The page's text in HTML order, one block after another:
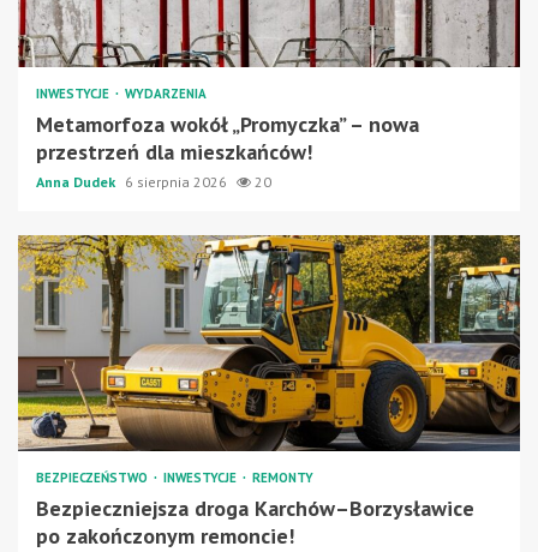
INWESTYCJE WYDARZENIA
Metamorfoza wokół „Promyczka” – nowa
przestrzeń dla mieszkańców!
Anna Dudek 6 sierpnia 2026 20
BEZPIECZEŃSTWO INWESTYCJE REMONTY
Bezpieczniejsza droga Karchów–Borzysławice
po zakończonym remoncie!